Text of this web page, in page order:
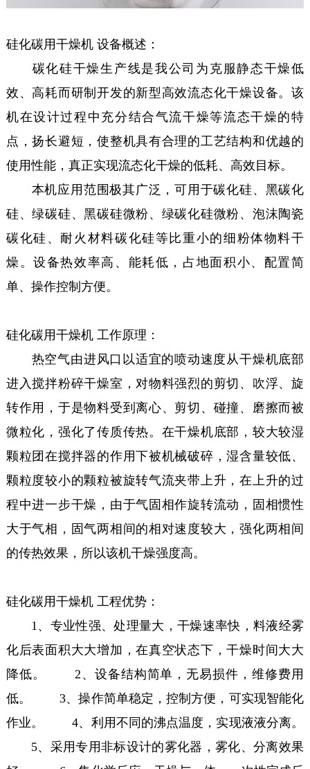
硅化碳用干燥机 设备概述：
碳化硅干燥生产线是我公司为克服静态干燥低
效、高耗而研制开发的新型高效流态化干燥设备。该
机在设计过程中充分结合气流干燥等流态干燥的特
点，扬长避短，使整机具有合理的工艺结构和优越的
使用性能，真正实现流态化干燥的低耗、高效目标。
本机应用范围极其广泛，可用于碳化硅、黑碳化
硅、绿碳硅、黑碳硅微粉、绿碳化硅微粉、泡沫陶瓷
碳化硅、耐火材料碳化硅等比重小的细粉体物料干
燥。设备热效率高、能耗低，占地面积小、配置简
单、操作控制方便。
硅化碳用干燥机 工作原理：
热空气由进风口以适宜的喷动速度从干燥机底部
进入搅拌粉碎干燥室，对物料强烈的剪切、吹浮、旋
转作用，于是物料受到离心、剪切、碰撞、磨擦而被
微粒化，强化了传质传热。在干燥机底部，较大较湿
颗粒团在搅拌器的作用下被机械破碎，湿含量较低、
颗粒度较小的颗粒被旋转气流夹带上升，在上升的过
程中进一步干燥，由于气固相作旋转流动，固相惯性
大于气相，固气两相间的相对速度较大，强化两相间
的传热效果，所以该机干燥强度高。
硅化碳用干燥机 工程优势：
1、专业性强、处理量大，干燥速率快，料液经雾
化后表面积大大增加，在真空状态下，干燥时间大大
降低。 2、设备结构简单，无易损件，维修费用
低。 3、操作简单稳定，控制方便，可实现智能化
作业。 4、利用不同的沸点温度，实现液液分离。
5、采用专用非标设计的雾化器，雾化、分离效果